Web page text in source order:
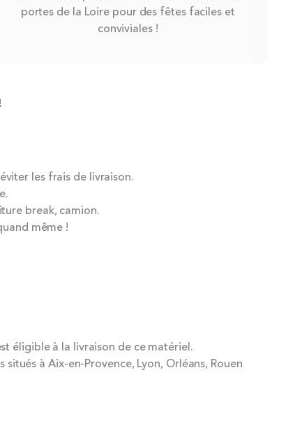
portes de la Loire pour des fêtes faciles et
conviviales !
les frais de livraison.
break, camion.
même !
éligible à la livraison de ce matériel.
à Aix-en-Provence, Lyon, Orléans, Rouen